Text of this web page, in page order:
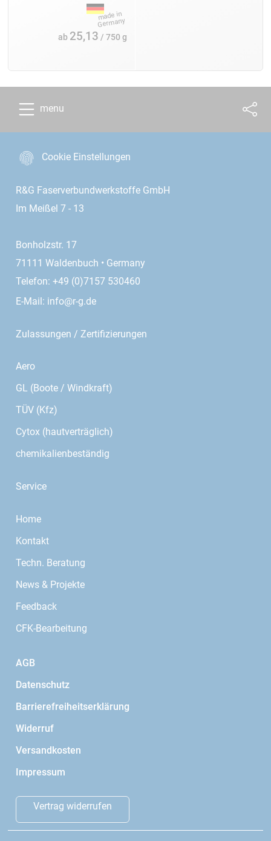
ab 25,13 / 750 g
menu
Cookie Einstellungen
R&G Faserverbundwerkstoffe GmbH
Im Meißel 7 - 13
Bonholzstr. 17
71111 Waldenbuch • Germany
Telefon: +49 (0)7157 530460
E-Mail: info@r-g.de
Zulassungen / Zertifizierungen
Aero
GL (Boote / Windkraft)
TÜV (Kfz)
Cytox (hautverträglich)
chemikalienbeständig
Service
Home
Kontakt
Techn. Beratung
News & Projekte
Feedback
CFK-Bearbeitung
AGB
Datenschutz
Barrierefreiheitserklärung
Widerruf
Versandkosten
Impressum
Vertrag widerrufen